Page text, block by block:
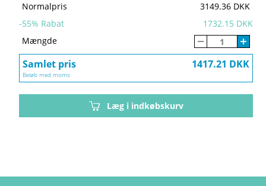
Normalpris
3149.36 DKK
-55% Rabat
1732.15 DKK
Mængde
Samlet pris 1417.21 DKK
Beløb med moms
Læg i indkøbskurv